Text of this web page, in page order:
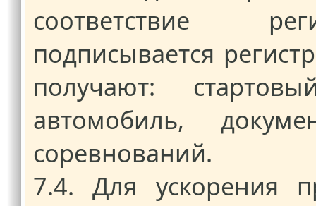
соответствие
подписывается
получают:
автомобиль,
соревнований.
7.4. Для ускорения